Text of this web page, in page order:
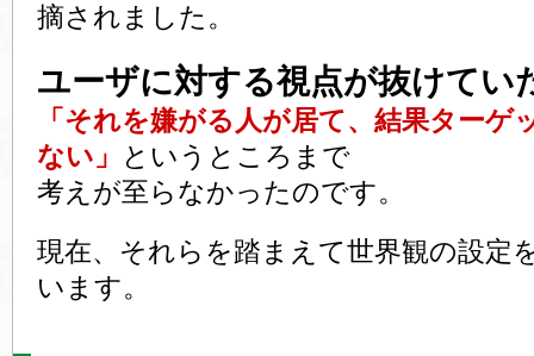
摘されました。
ユーザに対する視点が抜けてい
「それを嫌がる人が居て、結果ターゲ
ない」
というところまで
考えが至らなかったのです。
現在、それらを踏まえて世界観の設定
います。